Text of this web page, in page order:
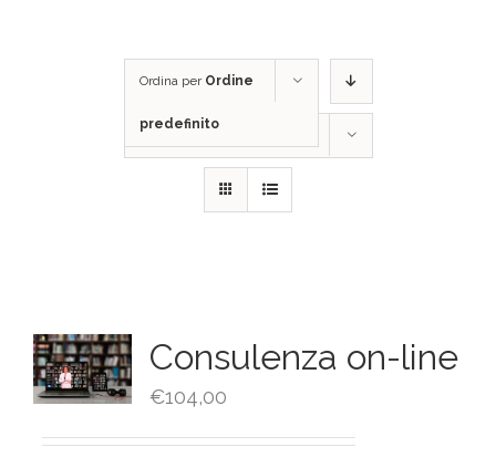
Ordina per Ordine
predefinito
Mostra
Consulenza on-line
€104,00